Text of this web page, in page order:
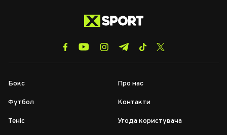
Бокс
Футбол
Теніс
Про нас
Контакти
Угода користувача